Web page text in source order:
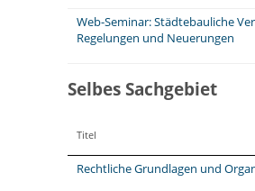
Web-Seminar: Städtebauliche
Regelungen und Neuerungen
Selbes Sachgebiet
Titel
Rechtliche Grundlagen und